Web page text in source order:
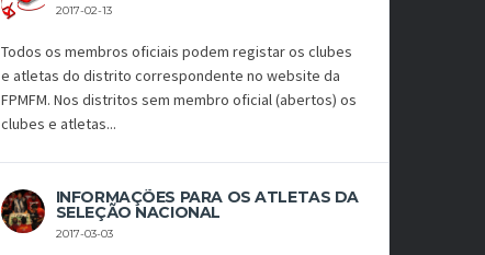
2017-02-13
Todos os membros oficiais podem registar os clubes
e atletas do distrito correspondente no website da
FPMFM. Nos distritos sem membro oficial (abertos) os
clubes e atletas...
INFORMAÇÕES PARA OS ATLETAS DA
SELEÇÃO NACIONAL
2017-03-03